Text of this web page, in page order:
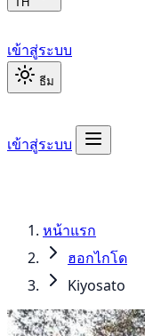
เข้าสู่ระบบ
ธีม
เข้าสู่ระบบ
หน้าแรก
ฮอกไกโด
Kiyosato